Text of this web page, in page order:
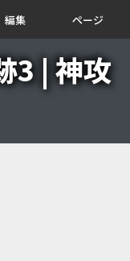
編集 ページ
3 | 神攻